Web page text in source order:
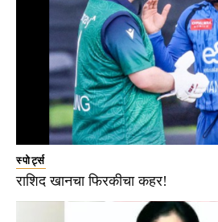
स्पोर्ट्स
राशिद खानचा फिरकीचा कहर!